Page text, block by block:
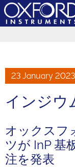
23 January 2023
インジウ
オックスフ
ツが InP 基
注を発表